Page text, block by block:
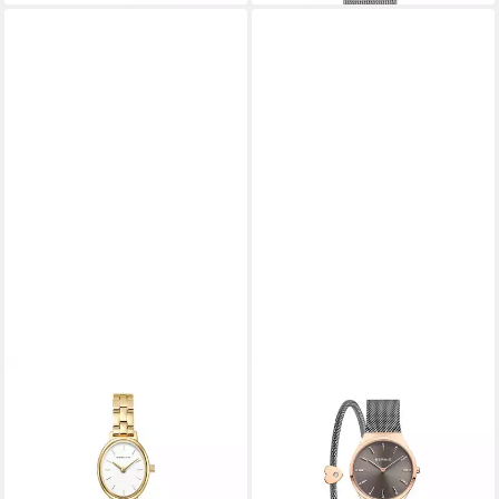
Quarzuhr Bering Classic gold
glänzend 11022-734 11020-
734, (100-tlg), Hochwertiges
Produkt mit zeitlosem Design,
Quarzuhr Bering Classic
roségold glänzend 12131-
369-GWP 12131-369-GWP,
Hochwertiges Produkt mit